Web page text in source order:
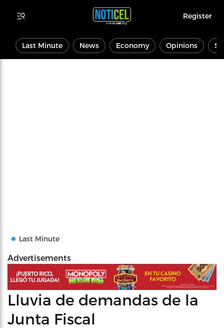
Register
Last Minute News Economy Opinions
Last Minute
Advertisements
Lluvia de demandas de la
Junta Fiscal